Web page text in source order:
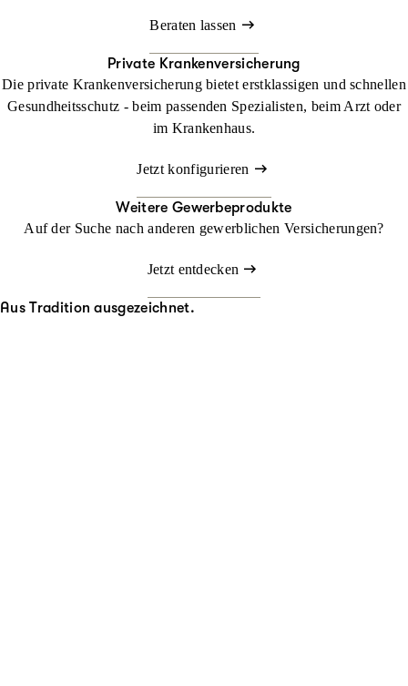
Beraten lassen
Private Krankenversicherung
Die private Krankenversicherung bietet erstklassigen und schnellen
Gesundheitsschutz - beim passenden Spezialisten, beim Arzt oder
im Krankenhaus.
Jetzt konfigurieren
Weitere Gewerbeprodukte
Auf der Suche nach anderen gewerblichen Versicherungen?
Jetzt entdecken
Aus Tradition ausgezeichnet.